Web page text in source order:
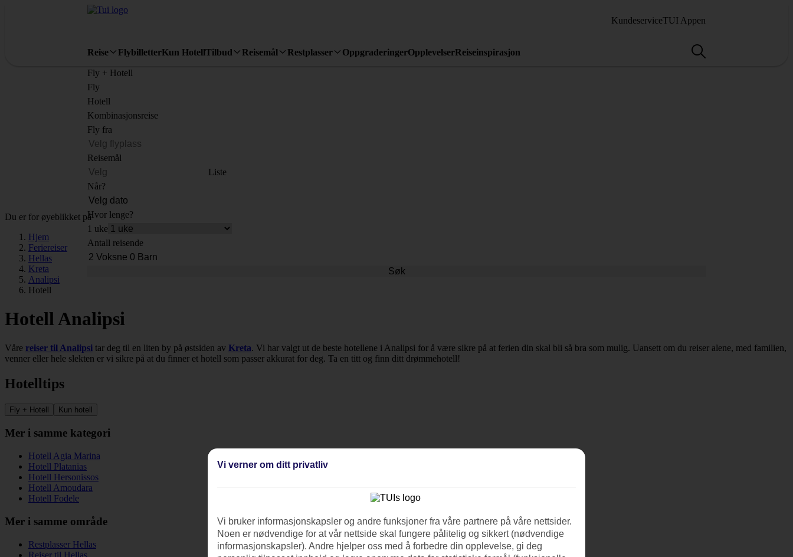
KundeserviceTUI Appen
Reise FlybilletterKun HotellTilbud Reisemål Restplasser OppgraderingerOpplevelserReiseinspirasjon
Fly + Hotell
Fly
Hotell
Kombinasjonsreise
Fly fra
Reisemål
Liste
Når?
Hvor lenge?
1 uke
Antall reisende
Søk
Du er for øyeblikket på
Hjem
Feriereiser
Hellas
Kreta
Analipsi
Hotell
Hotell Analipsi
Våre reiser til Analipsi tar deg til en liten by på østsiden av Kreta. Vi har valgt ut de beste hotellene i Analipsi for å være sikre på at ferien din skal bli så bra som mulig. Uansett om du reiser alene, med familien,
venner eller hele slekten er vi sikre på at du finner et hotell som passer akkurat for deg. Ta en titt og finn ditt drømmehotell!
Hotelltips
Fly + Hotell Kun hotell
Mer i samme kategori
Hotell Agia Marina
Hotell Platanias
Hotell Hersonissos
Hotell Amoudara
Hotell Fodele
Mer i samme område
Restplasser Hellas
Reiser til Hellas
Vi verner om ditt privatliv
Vi bruker informasjonskapsler og andre funksjoner fra våre partnere på våre nettsider.
Noen er nødvendige for at vår nettside skal fungere pålitelig og sikkert (nødvendige
informasjonskapsler). Andre hjelper oss med å forbedre din opplevelse, gi deg